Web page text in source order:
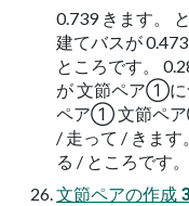
0.739 きます。
建てバスが
ところです。
が 文節ペア①に
ペア① 文節ペ
/ 走って / きま
る / ところです。
文節ペアの作成